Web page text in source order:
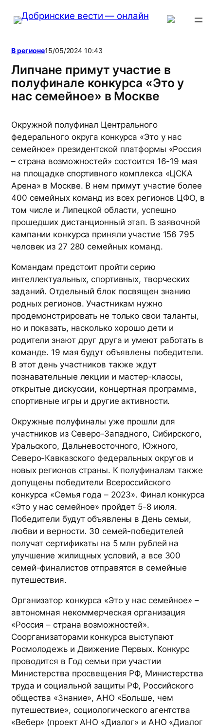
Перейти
В регионе15/05/2024 10:43
Липчане примут участие в
полуфинале конкурса «Это у
нас семейное» в Москве
Окружной полуфинал Центрального
федерального округа конкурса «Это у нас
семейное» президентской платформы «Россия
– страна возможностей» состоится 16-19 мая
на площадке спортивного комплекса «ЦСКА
Арена» в Москве. В нем примут участие более
400 семейных команд из всех регионов ЦФО, в
том числе и Липецкой области, успешно
прошедших дистанционный этап. В заявочной
кампании конкурса приняли участие 156 795
человек из 27 280 семейных команд.
Командам предстоит пройти серию
интеллектуальных, спортивных, творческих
заданий. Отдельный блок посвящен знанию
родных регионов. Участникам нужно
продемонстрировать не только свои таланты,
но и показать, насколько хорошо дети и
родители знают друг друга и умеют работать в
команде. 19 мая будут объявлены победители.
В этот день участников также ждут
познавательные лекции и мастер-классы,
открытые дискуссии, концертная программа,
спортивные игры и другие активности.
Окружные полуфиналы уже прошли для
участников из Северо-Западного, Сибирского,
Уральского, Дальневосточного, Южного,
Северо-Кавказского федеральных округов и
новых регионов страны. К полуфиналам также
допущены победители Всероссийского
конкурса «Семья года – 2023». Финал конкурса
«Это у нас семейное» пройдет 5-8 июля.
Победители будут объявлены в День семьи,
любви и верности. 30 семей-победителей
получат сертификаты на 5 млн рублей на
улучшение жилищных условий, а все 300
семей-финалистов отправятся в семейные
путешествия.
Организатор конкурса «Это у нас семейное» –
автономная некоммерческая организация
«Россия – страна возможностей».
Соорганизаторами конкурса выступают
Росмолодежь и Движение Первых. Конкурс
проводится в Год семьи при участии
Министерства просвещения РФ, Министерства
труда и социальной защиты РФ, Российского
общества «Знание», АНО «Больше, чем
путешествие», социологического агентства
«Вебер» (проект АНО «Диалог» и АНО «Диалог